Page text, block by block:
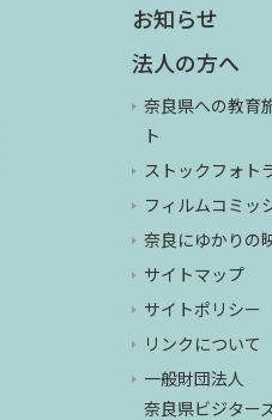
お知らせ
法人の方へ
奈良県への教育
ト
ストックフォト
フィルムコミッ
奈良にゆかりの
サイトマップ
サイトポリシー
リンクについて
一般財団法人
奈良県ビジター